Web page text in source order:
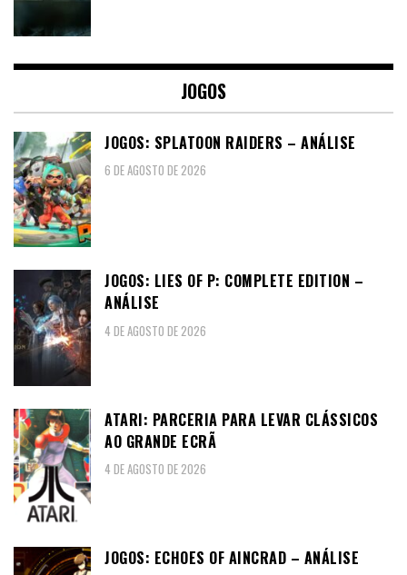
JOGOS
JOGOS: SPLATOON RAIDERS – ANÁLISE
6 DE AGOSTO DE 2026
JOGOS: LIES OF P: COMPLETE EDITION –
ANÁLISE
4 DE AGOSTO DE 2026
ATARI: PARCERIA PARA LEVAR CLÁSSICOS
AO GRANDE ECRÃ
4 DE AGOSTO DE 2026
JOGOS: ECHOES OF AINCRAD – ANÁLISE